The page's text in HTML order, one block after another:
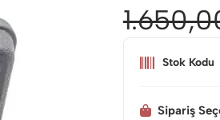
Stok Kodu
Sipariş